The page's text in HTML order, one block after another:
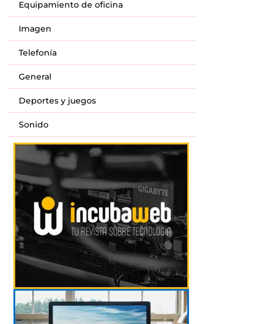
Equipamiento de oficina
Imagen
Telefonía
General
Deportes y juegos
Sonido